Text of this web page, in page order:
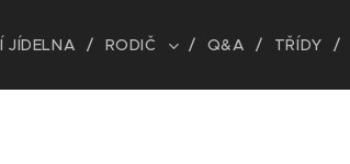
JÍDELNA RODIČ Q&A TŘÍDY